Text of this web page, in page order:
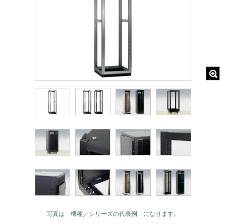
写真は 機種／シリーズの代表例 になります。